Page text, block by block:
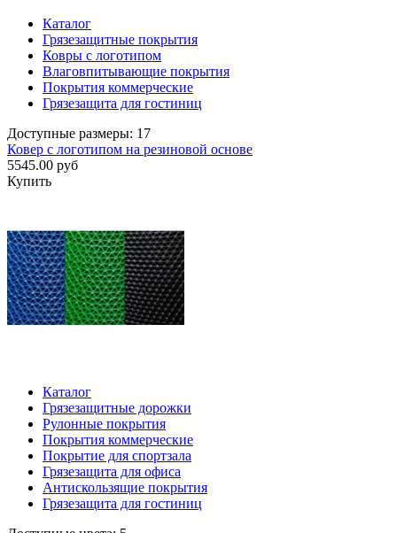
Каталог
Грязезащитные покрытия
Ковры с логотипом
Влаговпитывающие покрытия
Покрытия коммерческие
Грязезащита для гостиниц
Доступные размеры: 17
Ковер с логотипом на резиновой основе
5545.00 руб
Купить
Каталог
Грязезащитные дорожки
Рулонные покрытия
Покрытия коммерческие
Покрытие для спортзала
Грязезащита для офиса
Антискользящие покрытия
Грязезащита для гостиниц